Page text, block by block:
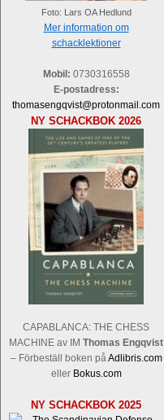
Foto: Lars OA Hedlund
Mer information om
schacklektioner
Mobil: 0730316558
E-postadress:
thomasengqvist@protonmail.com
NY SCHACKBOK 2026
CAPABLANCA: THE CHESS
MACHINE av IM Thomas Engqvist
– Förbeställ boken påAdlibris.com
eller Bokus.com
NY SCHACKBOK 2025